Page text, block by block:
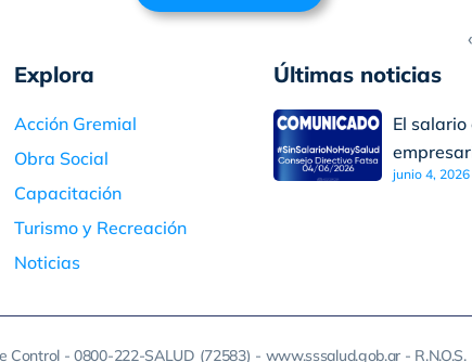
Explora
Acción Gremial
Obra Social
Capacitación
Turismo y Recreación
Noticias
Últimas noticias
El
junio 4, 2026
Control - 0800-222-SALUD (72583) - www.sssalud.gob.ar -